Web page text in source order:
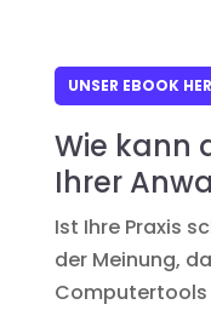
UNSER EBOOK
Wie kann
Ihrer
Ist Ihre Praxis
der Meinung,
Computertools